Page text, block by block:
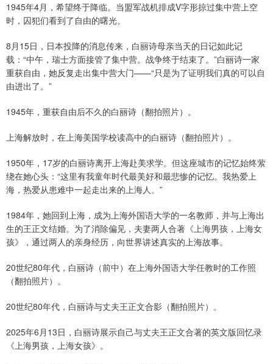
1945年4月，希望终于降临。当盟军战机排成V字形掠过集中营上空
时，囚犯们看到了自由的曙光。
8月15日，日本投降的消息传来，白丽诗母亲当天的日记如此记
载：“中午，瑞士方面接管了集中营。战争终于结束了。”白丽诗一家
重获自由，她反复走出集中营大门——“只是为了证明我们真的可以自
由进出了。”
1945年，重获自由后不久的白丽诗（翻拍照片）。
上海解放时，在上海美国学校读高中的白丽诗（翻拍照片）。
1950年，17岁的白丽诗离开上海赴美求学。但这座城市的记忆始终萦
绕在她心头：“这里有我童年时代最美好和最悲惨的记忆。我热爱上
海，热爱从患难中一起走出来的上海人。”
1984年，她回到上海，成为上海外国语大学的一名教师，并与上海出
生的王正文结婚。为了消除偏见，夫妻两人合著《上海男孩，上海女
孩》，通过两人的亲身经历，向世界讲述真实的上海故事。
20世纪80年代，白丽诗（前中）在上海外国语大学任教时的工作照
（翻拍照片）。
20世纪80年代，白丽诗与丈夫王正文合影（翻拍照片）。
2025年6月13日，白丽诗展示自己与丈夫王正文合著的英文版回忆录
《上海男孩，上海女孩》。